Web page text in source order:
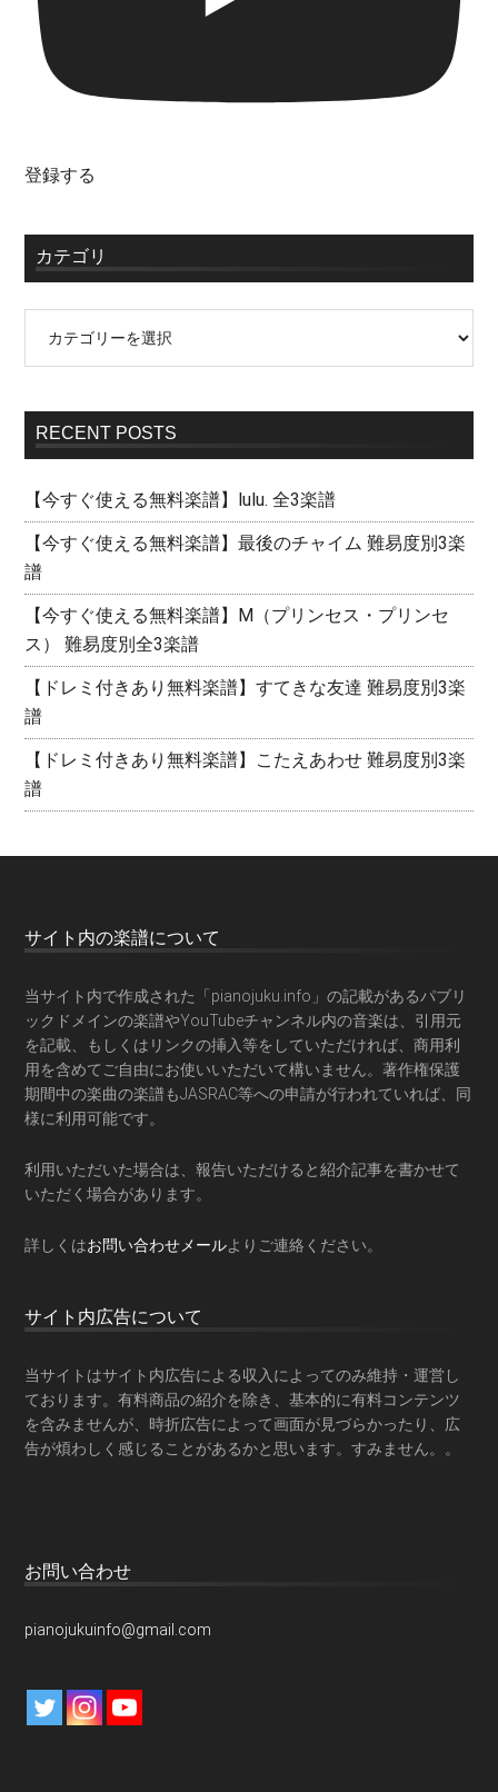
登録する
カテゴリ
RECENT POSTS
【今すぐ使える無料楽譜】lulu. 全3楽譜
【今すぐ使える無料楽譜】最後のチャイム 難易度別3楽
譜
【今すぐ使える無料楽譜】M（プリンセス・プリンセ
ス） 難易度別全3楽譜
【ドレミ付きあり無料楽譜】すてきな友達 難易度別3楽
譜
【ドレミ付きあり無料楽譜】こたえあわせ 難易度別3楽
譜
サイト内の楽譜について
当サイト内で作成された「pianojuku.info」の記載があるパブリ
ックドメインの楽譜やYouTubeチャンネル内の音楽は、引用元
を記載、もしくはリンクの挿入等をしていただければ、商用利
用を含めてご自由にお使いいただいて構いません。著作権保護
期間中の楽曲の楽譜もJASRAC等への申請が行われていれば、同
様に利用可能です。
利用いただいた場合は、報告いただけると紹介記事を書かせて
いただく場合があります。
詳しくはお問い合わせメールよりご連絡ください。
サイト内広告について
当サイトはサイト内広告による収入によってのみ維持・運営し
ております。有料商品の紹介を除き、基本的に有料コンテンツ
を含みませんが、時折広告によって画面が見づらかったり、広
告が煩わしく感じることがあるかと思います。すみません。。
お問い合わせ
pianojukuinfo@gmail.com